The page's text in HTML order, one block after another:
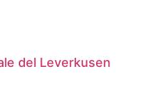
del Leverkusen